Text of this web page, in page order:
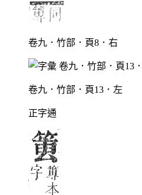
卷九．竹部．頁8．右
卷九．竹部．頁13．左
正字通